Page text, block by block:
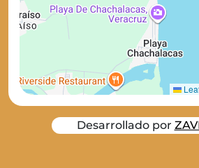
Desarrollado por